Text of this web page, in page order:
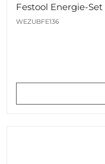
Festool Energie-Set
WEZUBFE136